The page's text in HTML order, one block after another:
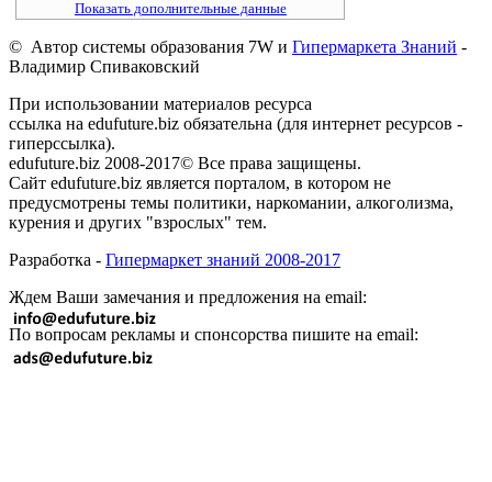
Показать дополнительные данные
© Автор системы образования 7W и Гипермаркета Знаний -
Владимир Спиваковский
При использовании материалов ресурса
ссылка на edufuture.biz обязательна (для интернет ресурсов -
гиперссылка).
edufuture.biz 2008-2017© Все права защищены.
Сайт edufuture.biz является порталом, в котором не
предусмотрены темы политики, наркомании, алкоголизма,
курения и других "взрослых" тем.
Разработка - Гипермаркет знаний 2008-2017
Ждем Ваши замечания и предложения на email:
По вопросам рекламы и спонсорства пишите на email: